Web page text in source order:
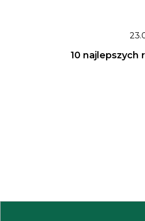
10 najlepszych